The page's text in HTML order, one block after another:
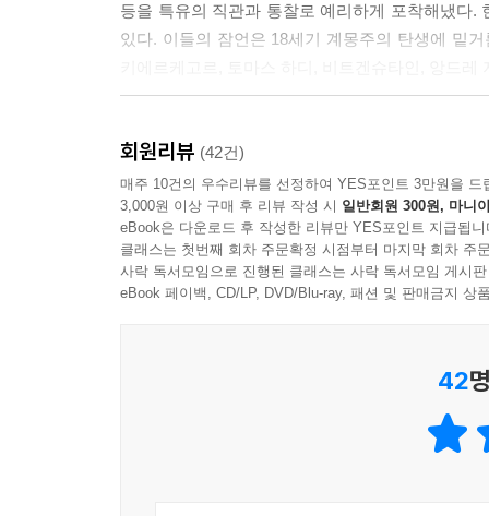
흔히 20대에는 의지가, 30대에는 지성이, 40대에
상황일수록 이성은 더 큰 힘을 발휘한다. 이성적
--- 본문 중에서
등을 특유의 직관과 통찰로 예리하게 포착해냈다
있다. 이들의 잠언은 18세기 계몽주의 탄생에 밑
다양한 내용을 씨줄과 날줄로 엮어 일상 언어로
되새겨 읽다보면 속이 후련해진다. 세 현인의 한
직장과 가정에서 필요한 사람이 되기 위한 삶의 지
가장 아끼는 후배에게만 들려주고 싶은 조언들
수 있는가로 삶이 갈리게 되어 있다는 것. 살아
수용한다는 대인배의 지혜를 함축하고 있다. 한마
회원리뷰 (42건)
매주 10건의 우수리뷰를 선정하여 YES포인트 3만원을 드
3,000원 이상 구매 후 리뷰 작성 시 일반회원 300원, 마니
eBook은 다운로드 후 작성한 리뷰만 YES포인트 지급됩니
클래스는 첫번째 회차 주문확정 시점부터 마지막 회차 주
사락 독서모임으로 진행된 클래스는 사락 독서모임 게시
eBook 페이백, CD/LP, DVD/Blu-ray, 패션 및 판매금지 상
42